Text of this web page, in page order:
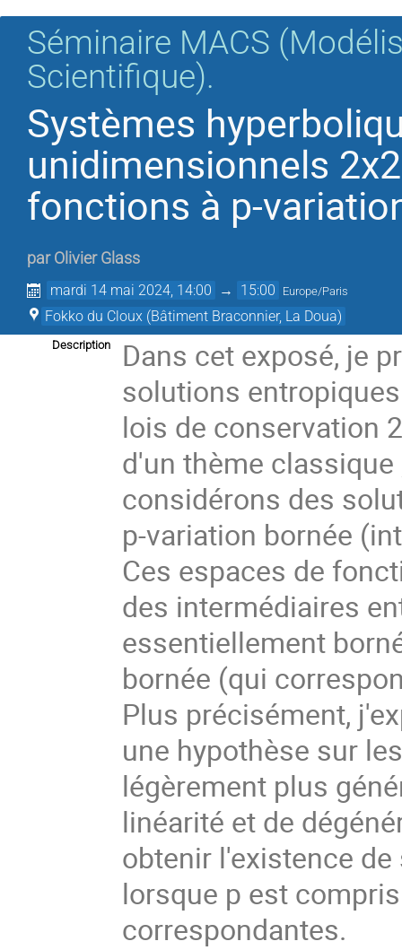
Séminaire MACS
Scientifique).
Systèmes
unidimensionnels
fonctions à p-
par Olivier Glass
mardi 14 mai 2024, 14:00 → 15:00 Europe/Paris
Fokko du Cloux (Bâtiment Braconnier, La Doua)
Description
Dans cet exposé, je
solutions
lois de conservation
d'un thème
considérons des
p-variation bornée
Ces espaces de
des intermédiaires
essentiellement
bornée (qui
Plus précisément,
une hypothèse sur
légèrement plus
linéarité et de
obtenir l'existence
lorsque p est
correspondantes.